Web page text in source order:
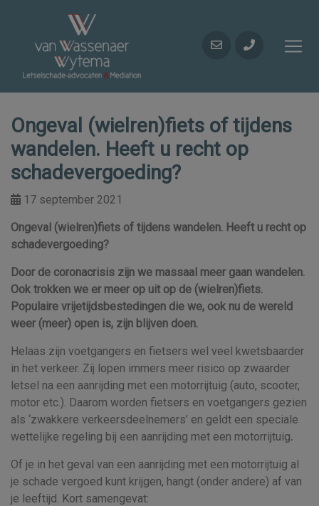
Ongeval (wielren)fiets of tijdens
wandelen. Heeft u recht op
schadevergoeding?
17 september 2021
Ongeval (wielren)fiets of tijdens wandelen. Heeft u recht op
schadevergoeding?
Door de coronacrisis zijn we massaal meer gaan wandelen.
Ook trokken we er meer op uit op de (wielren)fiets.
Populaire vrijetijdsbestedingen die we, ook nu de wereld
weer (meer) open is, zijn blijven doen.
Helaas zijn voetgangers en fietsers wel veel kwetsbaarder
in het verkeer. Zij lopen immers meer risico op zwaarder
letsel na een aanrijding met een motorrijtuig (auto, scooter,
motor etc.). Daarom worden fietsers en voetgangers gezien
als ‘zwakkere verkeersdeelnemers’ en geldt een speciale
wettelijke regeling bij een aanrijding met een motorrijtuig.
Of je in het geval van een aanrijding met een motorrijtuig al
je schade vergoed kunt krijgen, hangt (onder andere) af van
je leeftijd. Kort samengevat: